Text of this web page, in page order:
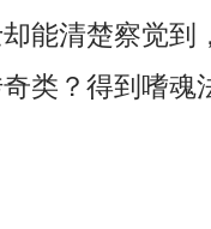
能清楚察觉到
类？得到嗜魂